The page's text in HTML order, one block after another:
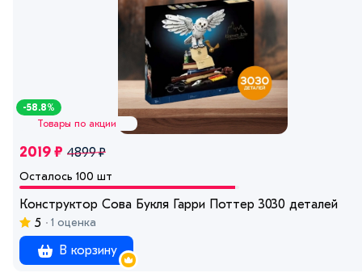
-58.8%
Товары по акции
2019 ₽ 4899 ₽
Осталось 100 шт
Конструктор Сова Букля Гарри Поттер 3030 деталей
5
1 оценка
В корзину